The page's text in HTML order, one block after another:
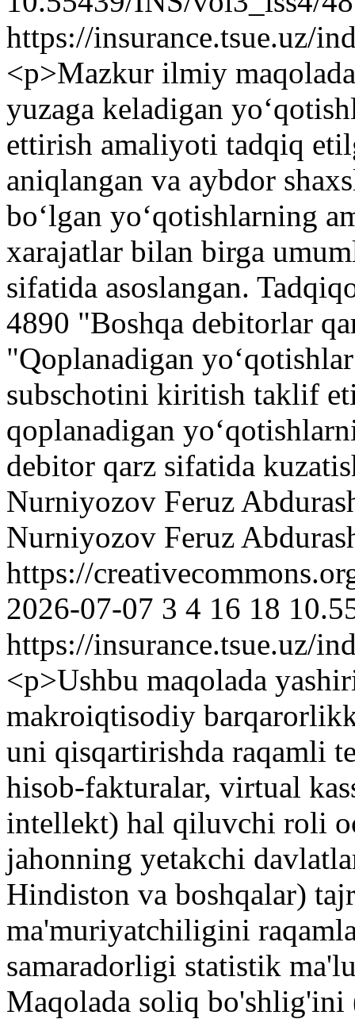
https://insurance.tsue.uz/
<p>Mazkur ilmiy
yuzaga keladigan
ettirish amaliyoti tadqiq
aniqlangan va aybdor
bo‘lgan yo‘qotishlarning
xarajatlar bilan birga
sifatida asoslangan.
4890 "Boshqa debitorlar
"Qoplanadigan
subschotini kiritish taklif
qoplanadigan
debitor qarz sifatida
Nurniyozov Feruz
Nurniyozov Feruz
https://
2026-07-07 3 4 16 18
https://insurance.tsue.uz/
<p>Ushbu maqolada
makroiqtisodiy
uni qisqartirishda raqamli
hisob-fakturalar, virtual
intellekt) hal qiluvchi roli
jahonning yetakchi
Hindiston va boshqalar)
ma'muriyatchiligini
samaradorligi statistik
Maqolada soliq bo'shlig'ini